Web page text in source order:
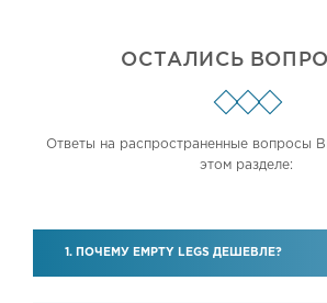
ОСТАЛИСЬ
Ответы на распространенные вопросы
этом разделе:
1. ПОЧЕМУ EMPTY LEGS ДЕШЕВЛЕ?